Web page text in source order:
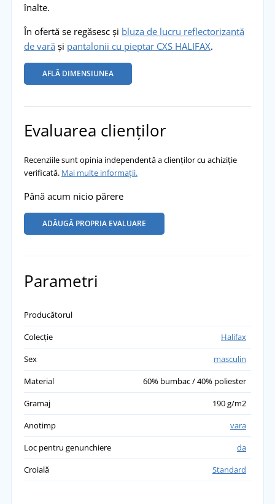
înalte.
În ofertă se regăsesc și bluza de lucru reflectorizantă
de vară și pantalonii cu pieptar CXS HALIFAX.
AFLĂ DIMENSIUNEA
Evaluarea clienților
Recenziile sunt opinia independentă a clienților cu achiziție
verificată. Mai multe informații.
Până acum nicio părere
ADĂUGĂ PROPRIA EVALUARE
Parametri
Producătorul
Colecție
Halifax
Sex
masculin
Material
60% bumbac / 40% poliester
Gramaj
190 g/m2
Anotimp
vara
Loc pentru genunchiere
da
Croială
Standard